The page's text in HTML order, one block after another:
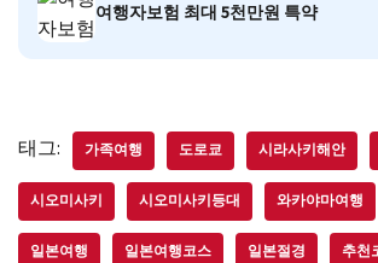
여행자보험 최대 5천만원 특약
태그: 가족여행 도로쿄 시라사키해안
시오미사키 시오미사키등대 와카야마여행
일본여행 일본여행코스 일본절경 추천